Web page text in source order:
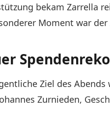
bekam Zarrella
Moment war
Ziel des
Zurnieden,